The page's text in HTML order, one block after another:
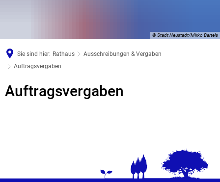
© Stadt Neustadt/Mirko Bartels
Sie sind hier: Rathaus
Ausschreibungen & Vergaben
Auftragsvergaben
Auftragsvergaben
Auftragsvergaben